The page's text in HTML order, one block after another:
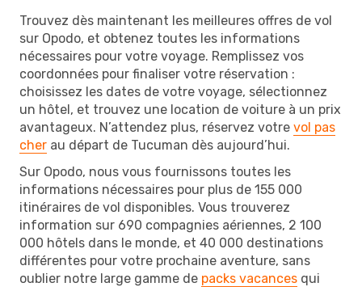
Trouvez dès maintenant les meilleures offres de vol
sur Opodo, et obtenez toutes les informations
nécessaires pour votre voyage. Remplissez vos
coordonnées pour finaliser votre réservation :
choisissez les dates de votre voyage, sélectionnez
un hôtel, et trouvez une location de voiture à un prix
avantageux. N’attendez plus, réservez votre vol pas
cher au départ de Tucuman dès aujourd’hui.
Sur Opodo, nous vous fournissons toutes les
informations nécessaires pour plus de 155 000
itinéraires de vol disponibles. Vous trouverez
information sur 690 compagnies aériennes, 2 100
000 hôtels dans le monde, et 40 000 destinations
différentes pour votre prochaine aventure, sans
oublier notre large gamme de packs vacances qui